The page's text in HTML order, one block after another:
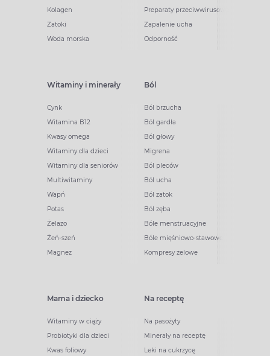
Kolagen
Zatoki
Woda morska
Preparaty przeciwwirusowe
Zapalenie ucha
Odporność
Witaminy i minerały
Cynk
Witamina B12
Kwasy omega
Witaminy dla dzieci
Witaminy dla seniorów
Multiwitaminy
Wapń
Potas
Żelazo
Żeń-szeń
Magnez
Ból
Ból brzucha
Ból gardła
Ból głowy
Migrena
Ból pleców
Ból ucha
Ból zatok
Ból zęba
Bóle menstruacyjne
Bóle mięśniowo-stawowe
Kompresy żelowe
Mama i dziecko
Witaminy w ciąży
Probiotyki dla dzieci
Kwas foliowy
Na receptę
Na pasożyty
Minerały na receptę
Leki na cukrzycę